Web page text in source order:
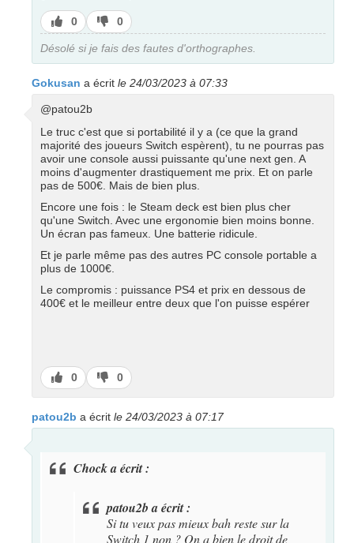
J’aime
0
J’aime
pas
0
Désolé si je fais des fautes d'orthographes.
Gokusan a écrit le 24/03/2023 à 07:33
@patou2b
Le truc c'est que si portabilité il y a (ce que la grand
majorité des joueurs Switch espèrent), tu ne pourras pas
avoir une console aussi puissante qu'une next gen. A
moins d'augmenter drastiquement me prix. Et on parle
pas de 500€. Mais de bien plus.
Encore une fois : le Steam deck est bien plus cher
qu'une Switch. Avec une ergonomie bien moins bonne.
Un écran pas fameux. Une batterie ridicule.
Et je parle même pas des autres PC console portable a
plus de 1000€.
Le compromis : puissance PS4 et prix en dessous de
400€ et le meilleur entre deux que l'on puisse espérer
J’aime
0
J’aime
pas
0
patou2b a écrit le 24/03/2023 à 07:17
Chock a écrit :
patou2b a écrit :
Si tu veux pas mieux bah reste sur la
Switch 1 non ? On a bien le droit de